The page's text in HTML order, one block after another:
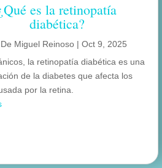
es la retinopatía
diabética?
Miguel Reinoso |Oct 9, 2025
la retinopatía diabética es una
de la diabetes que afecta los
por la retina.